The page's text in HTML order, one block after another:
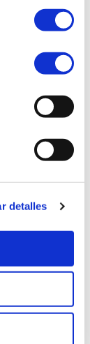
detalles